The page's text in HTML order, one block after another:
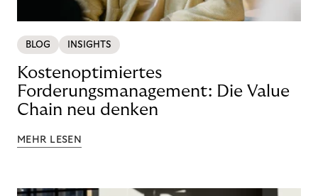
BLOG INSIGHTS
Kostenoptimiertes
Forderungsmanagement: Die Value
Chain neu denken
MEHR LESEN